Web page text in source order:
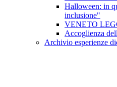
Halloween: in
inclusione"
VENETO
Accoglienza
Archivio esperienze